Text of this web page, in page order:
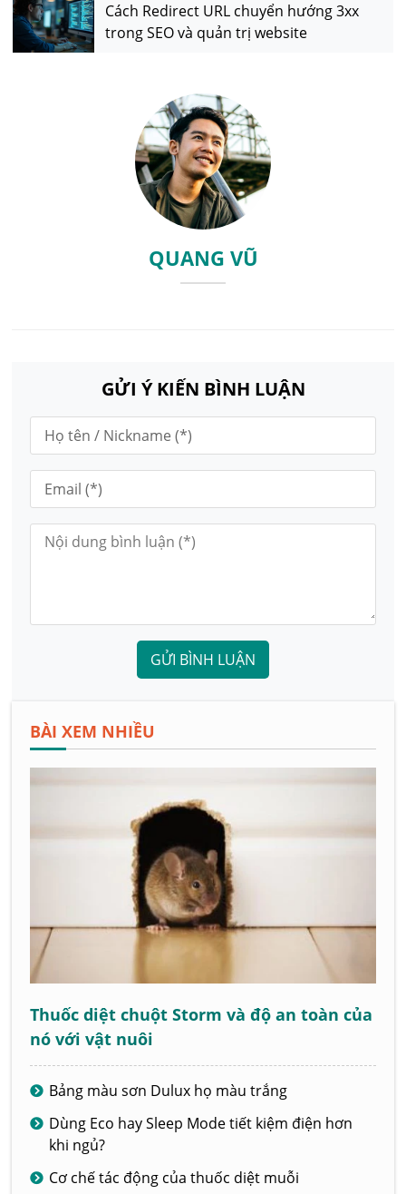
Cách Redirect URL chuyển hướng 3xx
trong SEO và quản trị website
QUANG VŨ
GỬI Ý KIẾN BÌNH LUẬN
GỬI BÌNH LUẬN
BÀI XEM NHIỀU
Thuốc diệt chuột Storm và độ an toàn của
nó với vật nuôi
Bảng màu sơn Dulux họ màu trắng
Dùng Eco hay Sleep Mode tiết kiệm điện hơn
khi ngủ?
Cơ chế tác động của thuốc diệt muỗi